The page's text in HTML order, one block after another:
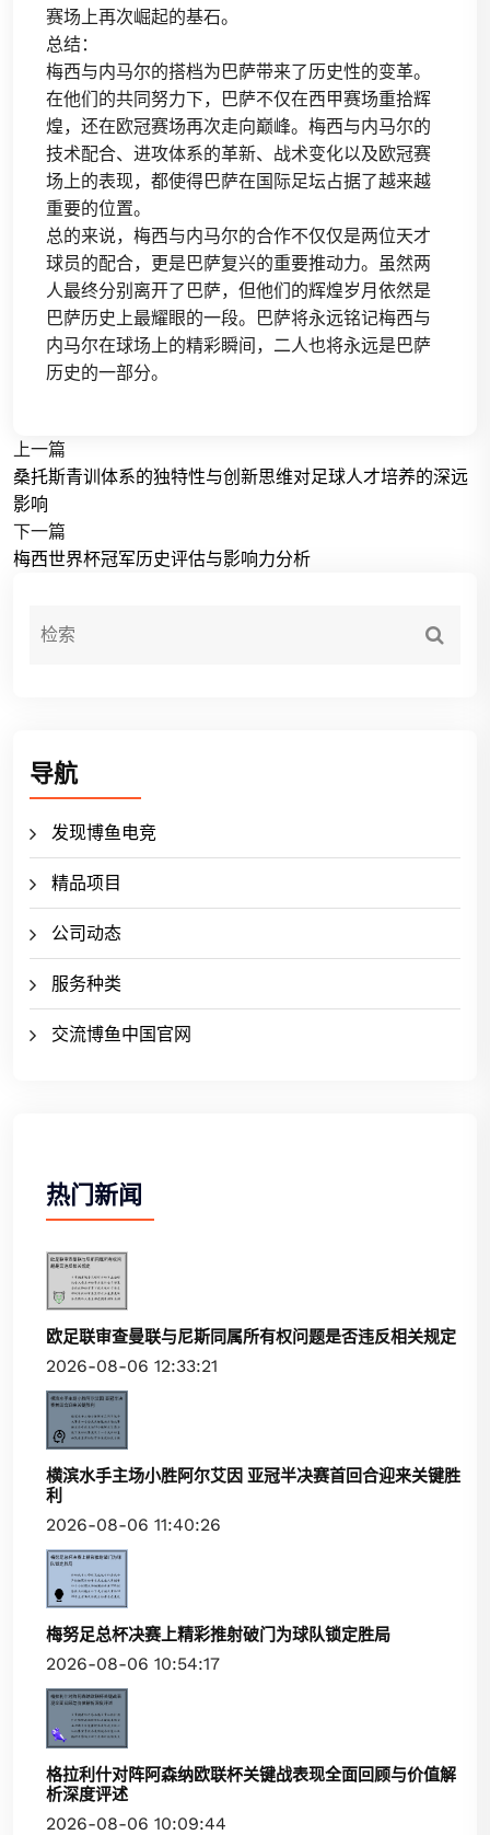
赛场上再次崛起的基石。
总结：
梅西与内马尔的搭档为巴萨带来了历史性的变革。
在他们的共同努力下，巴萨不仅在西甲赛场重拾辉
煌，还在欧冠赛场再次走向巅峰。梅西与内马尔的
技术配合、进攻体系的革新、战术变化以及欧冠赛
场上的表现，都使得巴萨在国际足坛占据了越来越
重要的位置。
总的来说，梅西与内马尔的合作不仅仅是两位天才
球员的配合，更是巴萨复兴的重要推动力。虽然两
人最终分别离开了巴萨，但他们的辉煌岁月依然是
巴萨历史上最耀眼的一段。巴萨将永远铭记梅西与
内马尔在球场上的精彩瞬间，二人也将永远是巴萨
历史的一部分。
上一篇
桑托斯青训体系的独特性与创新思维对足球人才培养的深远
影响
下一篇
梅西世界杯冠军历史评估与影响力分析
导航
发现博鱼电竞
精品项目
公司动态
服务种类
交流博鱼中国官网
热门新闻
欧足联审查曼联与尼斯同属所有权问题是否违反相关规定
2026-08-06 12:33:21
横滨水手主场小胜阿尔艾因 亚冠半决赛首回合迎来关键胜
利
2026-08-06 11:40:26
梅努足总杯决赛上精彩推射破门为球队锁定胜局
2026-08-06 10:54:17
格拉利什对阵阿森纳欧联杯关键战表现全面回顾与价值解
析深度评述
2026-08-06 10:09:44